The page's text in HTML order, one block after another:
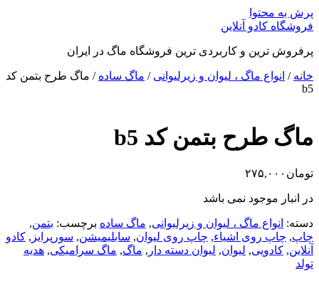
پرش به محتوا
فروشگاه کادو آنلاین
پرفروش ترین و کاربردی ترین فروشگاه ماگ در ایران
خانه / انواع ماگ ، لیوان و زیرلیوانی / ماگ ساده / ماگ طرح بتمن کد
b5
ماگ طرح بتمن کد b5
تومان ۲۷۵,۰۰۰
در انبار موجود نمی باشد
دسته: انواع ماگ ، لیوان و زیرلیوانی, ماگ ساده برچسب: بتمن,
چاپ, چاپ روی اشیاء, چاپ روی لیوان, سابلیمیشن, سورپرایز , کادو
آنلاین, کادویی, لیوان, لیوان دسته دار , ماگ, ماگ سرامیکی, هدیه
تولد